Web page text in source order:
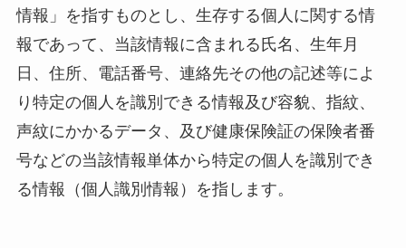
情報」を指すものとし、生存する個人に関する情
報であって、当該情報に含まれる氏名、生年月
日、住所、電話番号、連絡先その他の記述等によ
り特定の個人を識別できる情報及び容貌、指紋、
声紋にかかるデータ、及び健康保険証の保険者番
号などの当該情報単体から特定の個人を識別でき
る情報（個人識別情報）を指します。